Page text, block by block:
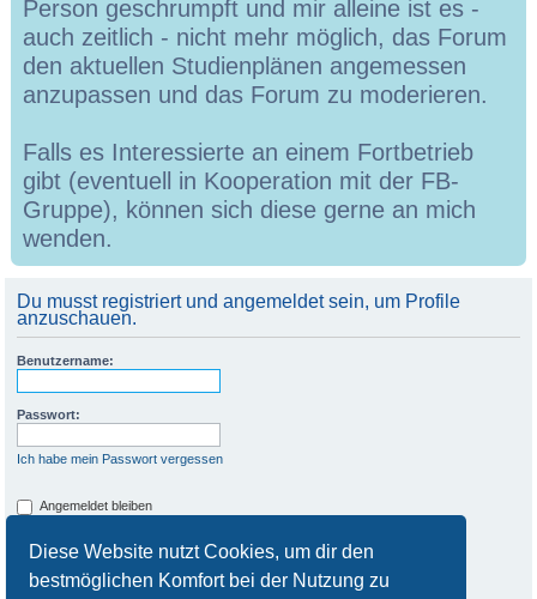
Diese Website nutzt Cookies, um dir den
bestmöglichen Komfort bei der Nutzung zu
Person geschrumpft und mir alleine ist es -
auch zeitlich - nicht mehr möglich, das Forum
den aktuellen Studienplänen angemessen
anzupassen und das Forum zu moderieren.
Falls es Interessierte an einem Fortbetrieb
gibt (eventuell in Kooperation mit der FB-
Gruppe), können sich diese gerne an mich
wenden.
Du musst registriert und angemeldet sein, um Profile
anzuschauen.
Benutzername:
Passwort:
Ich habe mein Passwort vergessen
Angemeldet bleiben